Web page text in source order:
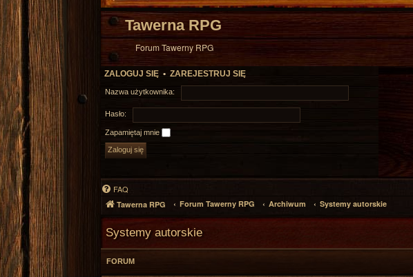
Tawerna RPG
Forum Tawerny RPG
ZALOGUJ SIĘ • ZAREJESTRUJ SIĘ
Nazwa użytkownika:
Hasło:
Zapamiętaj mnie
FAQ
Tawerna RPG Forum Tawerny RPG Archiwum Systemy autorskie
Systemy autorskie
FORUM